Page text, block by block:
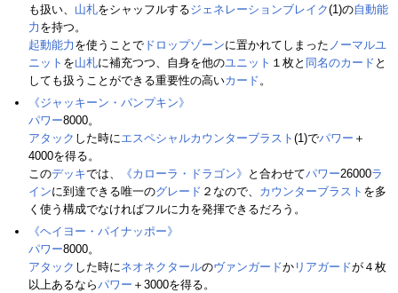
も扱い、 山札をシャッフルするジェネレーションブレイク(1)の自動能
力 を持つ。
起動能力 を使うことで ドロップゾーンに置かれてしまった ノーマルユ
ニット を山札に補充つつ、自身を他のユニット １枚と 同名のカード と
しても扱うことができる重要性の高いカード。
《ジャッキーン・パンプキン》
パワー8000。
アタック した時にエスペシャルカウンターブラスト (1)でパワー ＋
4000を得る。
このデッキでは、 《カローラ・ドラゴン》 と合わせてパワー26000ラ
インに到達できる唯一のグレード ２なので、 カウンターブラスト を多
く使う構成でなければフルに力を発揮できるだろう。
《ヘイヨー・パイナッポー》
パワー8000。
アタック した時にネオネクタールのヴァンガードか リアガードが４枚
以上あるならパワー ＋3000を得る。